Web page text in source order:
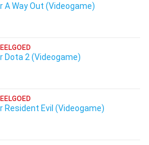
A Way Out (Videogame)
Dota 2 (Videogame)
Resident Evil (Videogame)